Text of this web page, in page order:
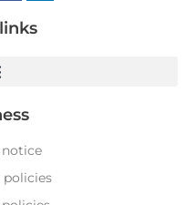
notice
policies